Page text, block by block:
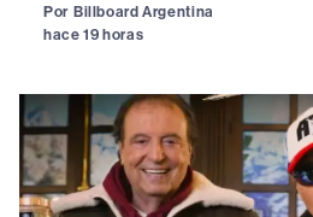
Por Billboard Argentina
hace 19 horas